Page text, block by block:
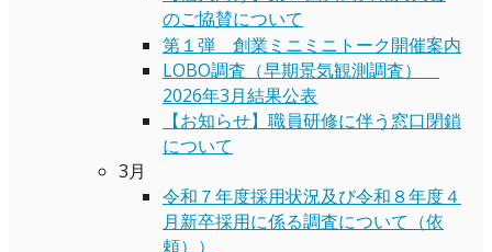
のご協賛について
第１弾 創業ミニミニトーク開催案内
LOBO調査（早期景気観測調査）
2026年3月結果公表
【お知らせ】職員研修に伴う窓口閉鎖
について
3月
令和７年度採用状況及び令和８年度４
月新卒採用に係る調査について（依
頼））